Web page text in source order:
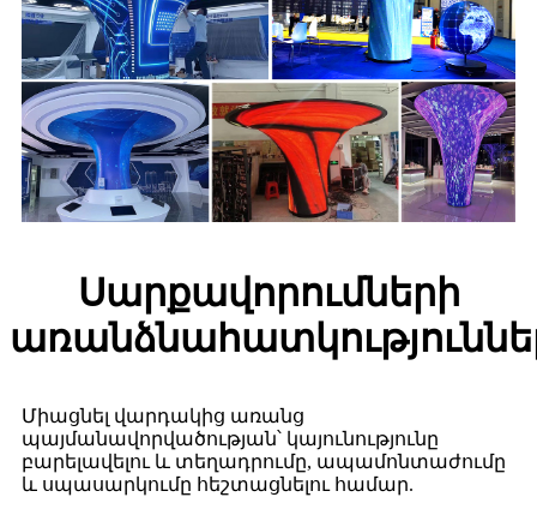
Սարքավորումների
Միացնել վարդակից առանց
պայմանավորվածության՝ կայունությունը
բարելավելու և տեղադրումը, ապամոնտաժումը
և սպասարկումը հեշտացնելու համար.